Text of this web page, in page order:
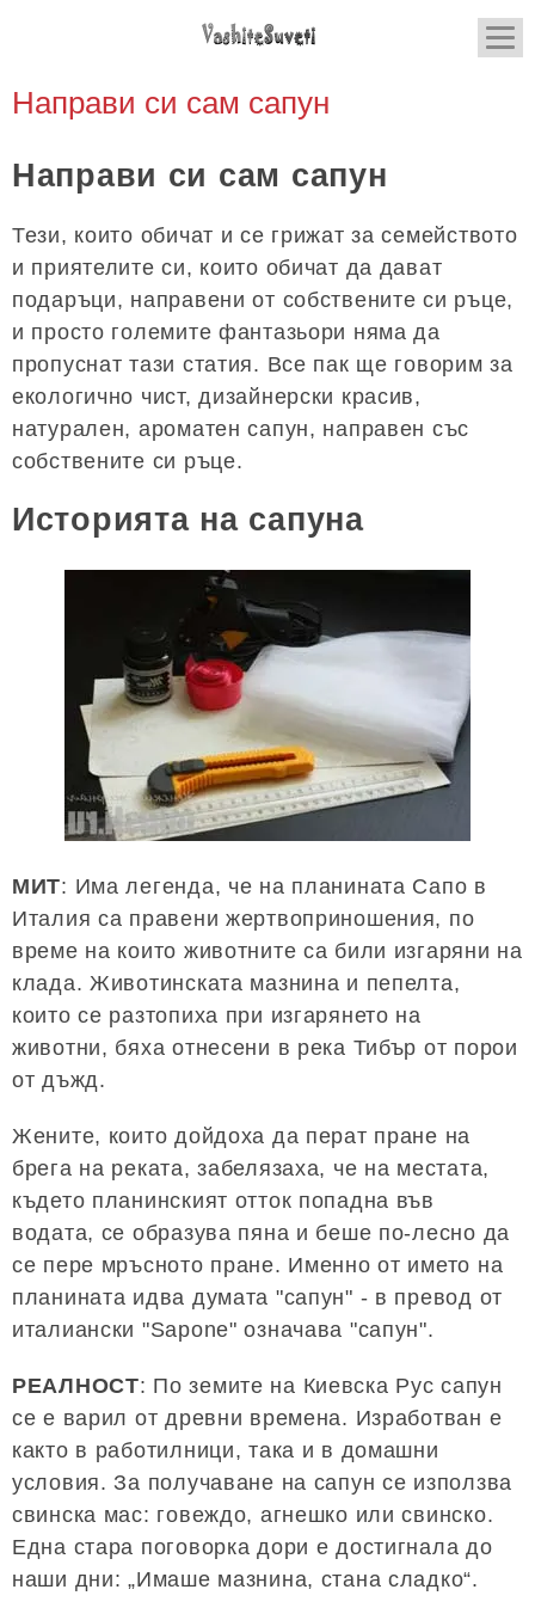
Направи си сам сапун
Направи си сам сапун
Тези, които обичат и се грижат за семейството
и приятелите си, които обичат да дават
подаръци, направени от собствените си ръце,
и просто големите фантазьори няма да
пропуснат тази статия. Все пак ще говорим за
екологично чист, дизайнерски красив,
натурален, ароматен сапун, направен със
собствените си ръце.
Историята на сапуна
МИТ: Има легенда, че на планината Сапо в
Италия са правени жертвоприношения, по
време на които животните са били изгаряни на
клада. Животинската мазнина и пепелта,
които се разтопиха при изгарянето на
животни, бяха отнесени в река Тибър от порои
от дъжд.
Жените, които дойдоха да перат пране на
брега на реката, забелязаха, че на местата,
където планинският отток попадна във
водата, се образува пяна и беше по-лесно да
се пере мръсното пране. Именно от името на
планината идва думата "сапун" - в превод от
италиански "Sapone" означава "сапун".
РЕАЛНОСТ: По земите на Киевска Рус сапун
се е варил от древни времена. Изработван е
както в работилници, така и в домашни
условия. За получаване на сапун се използва
свинска мас: говеждо, агнешко или свинско.
Една стара поговорка дори е достигнала до
наши дни: „Имаше мазнина, стана сладко“.